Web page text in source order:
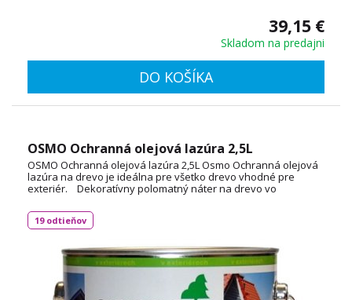
39,15 €
Skladom na predajni
DO KOŠÍKA
OSMO Ochranná olejová lazúra 2,5L
OSMO Ochranná olejová lazúra 2,5L Osmo Ochranná olejová
lazúra na drevo je ideálna pre všetko drevo vhodné pre
exteriér. Dekoratívny polomatný náter na drevo vo
olejov. Vodeodolný, extrémne odolný voči UV žiareniu a
poveternostným vplyvom. Spotreba: cca 35 ml / m².
19 odtieňov